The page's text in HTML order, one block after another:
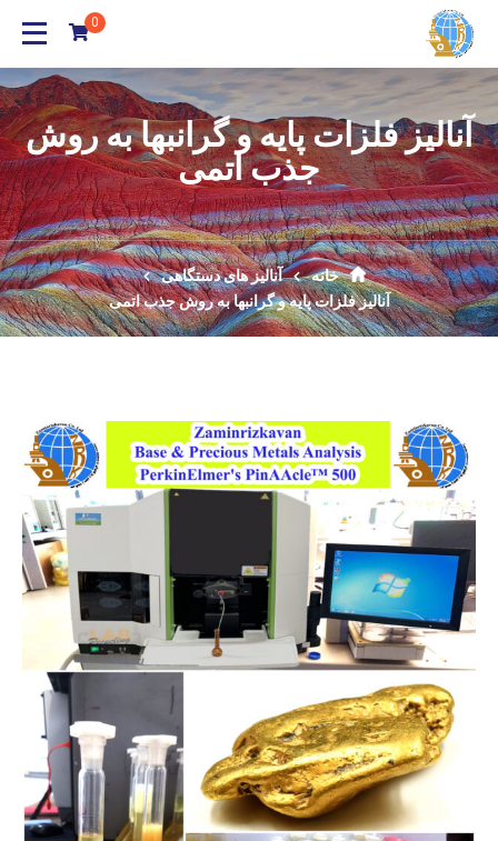
آنالیز فلزات پایه و گرانبها به روش
جذب اتمی
خانه
آنالیز های دستگاهی
آنالیز فلزات پایه و گرانبها به روش جذب اتمی